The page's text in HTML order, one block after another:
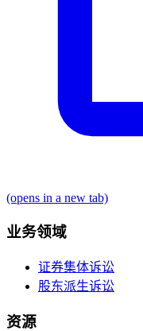
(opens in a new tab)
业务领域
证券集体诉讼
股东派生诉讼
资源